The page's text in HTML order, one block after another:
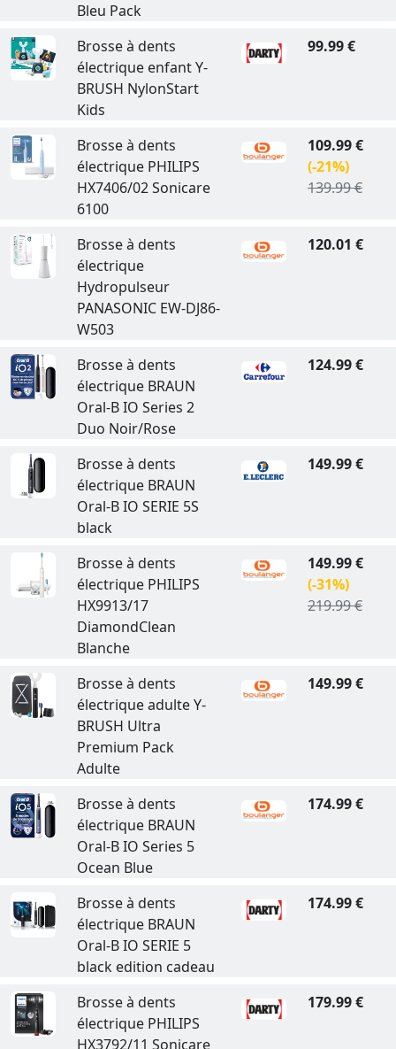
Bleu Pack
Brosse à dents
électrique enfant Y-
BRUSH NylonStart
Kids
99.99 €
Brosse à dents
électrique PHILIPS
HX7406/02 Sonicare
6100
109.99 €
(-21%)
139.99 €
Brosse à dents
électrique
Hydropulseur
PANASONIC EW-DJ86-
W503
120.01 €
Brosse à dents
électrique BRAUN
Oral-B IO Series 2
Duo Noir/Rose
124.99 €
Brosse à dents
électrique BRAUN
Oral-B IO SERIE 5S
black
149.99 €
Brosse à dents
électrique PHILIPS
HX9913/17
DiamondClean
Blanche
149.99 €
(-31%)
219.99 €
Brosse à dents
électrique adulte Y-
BRUSH Ultra
Premium Pack
Adulte
149.99 €
Brosse à dents
électrique BRAUN
Oral-B IO Series 5
Ocean Blue
174.99 €
Brosse à dents
électrique BRAUN
Oral-B IO SERIE 5
black edition cadeau
174.99 €
Brosse à dents
électrique PHILIPS
HX3792/11 Sonicare
179.99 €